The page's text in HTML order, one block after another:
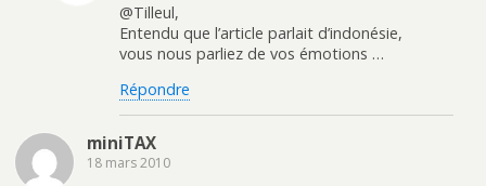
@Tilleul,
Entendu que l’article parlait d’indonésie,
vous nous parliez de vos émotions …
Répondre
miniTAX
18 mars 2010